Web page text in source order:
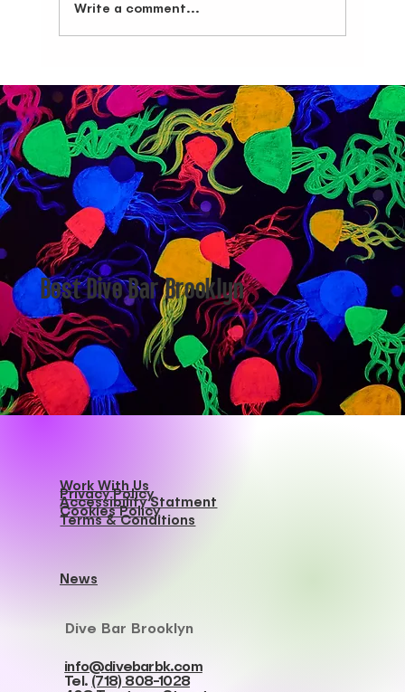
Live Sports at Dive Bar Brooklyn – Your Corner Spot in Bushwick for UFC,
Boxing, NHL & Champions League
Write a comment...
Best Dive Bar Brooklyn
Dive Bar Brooklyn
info@divebarbk.com
Tel. (718) 808-1028
Work With Us
Privacy Policy
Accessibility Statment
Cookies Policy
News
Terms & Conditions